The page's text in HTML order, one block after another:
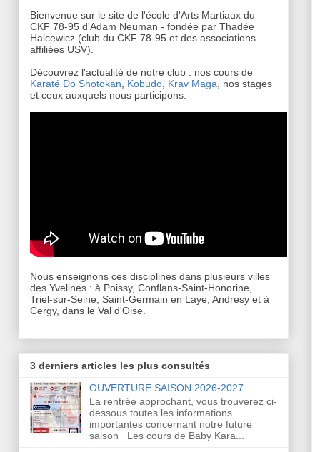
Bienvenue sur le site de l'école d'Arts Martiaux du
CKF 78-95 d'Adam Neuman - fondée par Thadée
Halcewicz (club du CKF 78-95 et des associations
affiliées USV).
Découvrez l'actualité de notre club : nos cours de
Karaté Do Shotokan
Kobudo Krav Maga , nos stages
et ceux auxquels nous participons.
Nous enseignons ces disciplines dans plusieurs villes
des Yvelines : à Poissy, Conflans-Saint-Honorine,
Triel-sur-Seine, Saint-Germain en Laye, Andresy et à
Cergy, dans le Val d'Oise.
3 derniers articles les plus consultés
OUVERTURE SAISON 2026-2027
La rentrée approchant, vous trouverez ci-
dessous toutes les informations
importantes concernant notre future
saison Les cours de Baby Kara...